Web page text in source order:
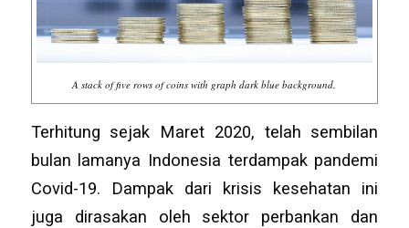
A stack of five rows of coins with graph dark blue background.
Terhitung sejak Maret 2020, telah sembilan
bulan lamanya Indonesia terdampak pandemi
Covid-19. Dampak dari krisis kesehatan ini
juga dirasakan oleh sektor perbankan dan